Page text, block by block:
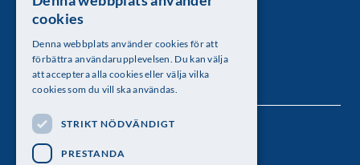
Kungl. Vetenskapsakademien
Besöksadress: Lilla Frescativägen 4A
Telefon: 08-673 95 00
Följ oss
SWEDISH
cookies
Denna webbplats använder cookies för att
förbättra användarupplevelsen. Du kan välja
att acceptera alla cookies eller välja vilka
cookies som du vill ska användas.
STRIKT NÖDVÄNDIGT
PRESTANDA